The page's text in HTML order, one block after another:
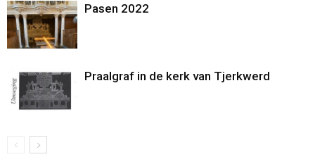
Pasen 2022
Praalgraf in de kerk van Tjerkwerd